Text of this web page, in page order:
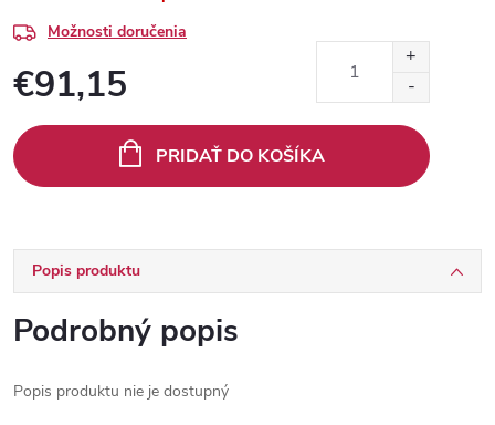
Možnosti doručenia
€91,15
cena:
PRIDAŤ DO KOŠÍKA
Popis produktu
Podrobný popis
Popis produktu nie je dostupný